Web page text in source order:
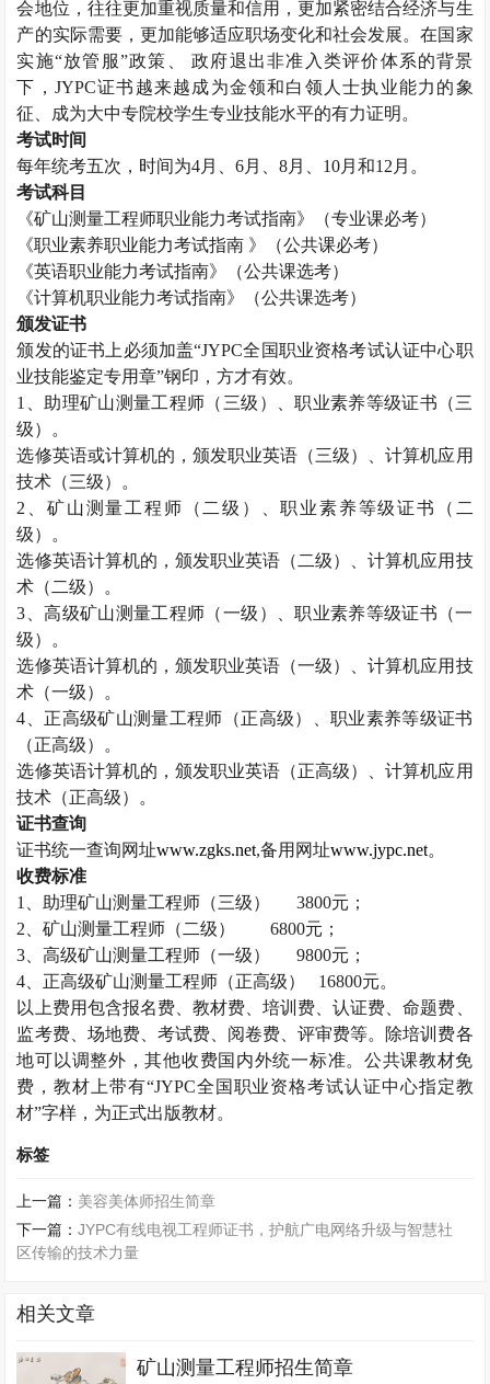
会地位，往往更加重视质量和信用，更加紧密结合经济与生
产的实际需要，更加能够适应职场变化和社会发展。在国家
实施“放管服”政策、 政府退出非准入类评价体系的背景
下， JYPC证书越来越成为金领和白领人士执业能力的象
征、成为大中专院校学生专业技能水平的有力证明。
考试时间
每年统考五次，时间为4月、6月、8月、 10月和12 月。
考试科目
《矿山测量工程师职业能力考试指南》（专业课必考）
《职业素养职业能力考试指南 》（公共课必考）
《英语职业能力考试指南》（公共课选考）
《计算机职业能力考试指南》（公共课选考）
颁发证书
颁发的证书上必须加盖“JYPC全国职业资格考试认证中心职
业技能鉴定专用章”钢印，方才有效。
1
、助理矿山测量工程师（三级）、职业素养等级证书（三
级）。
选修英语或计算机的，颁发职业英语（三级）、计算机应用
技术（三级）。
2 、矿山测量工程师（二级）、职业素养等级证书（二
级）。
选修英语计算机的，颁发职业英语（二级）、计算机应用技
术（二级）。
3 、高级矿山测量工程师（一级）、职业素养等级证书（一
级）。
选修英语计算机的，颁发职业英语（一级）、计算机应用技
术（一级）。
4 、正高级矿山测量工程师（正高级）、职业素养等级证书
（正高级）。
选修英语计算机的，颁发职业英语（正高级）、计算机应用
技术（正高级）。
证书查询
证书统一查询网址www.zgks.net,备用网址www.jypc.net。
收费标准
1
、助理矿山测量工程师（三级） 3800元；
2 、矿山测量工程师（二级） 6800元；
3 、高级矿山测量工程师（一级） 9800元；
4 、正高级矿山测量工程师（正高级） 16800元。
以上费用包含报名费、教材费、培训费、认证费、命题费、
监考费、场地费、考试费、阅卷费、评审费等。除培训费各
地可以调整外，其他收费国内外统一标准。公共课教材免
费，教材上带有“JYPC全国职业资格考试认证中心指定教
材”字样，为正式出版教材。
标签
上一篇： 美容美体师招生简章
下一篇：JYPC有线电视工程师证书，护航广电网络升级与智慧社
区传输的技术力量
相关文章
矿山测量工程师招生简章